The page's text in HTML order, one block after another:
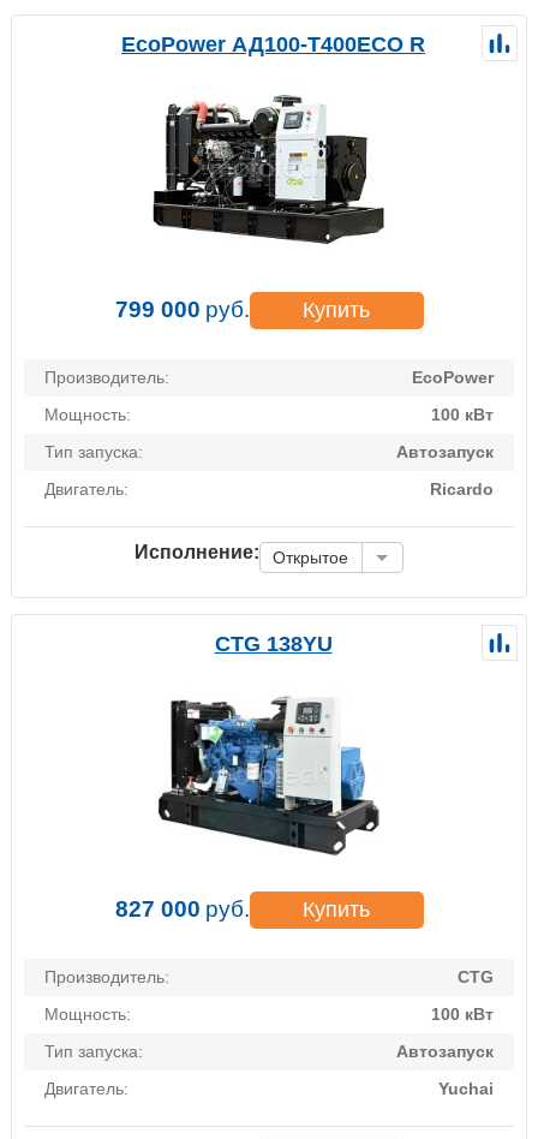
EcoPower АД100-T400ECO R
799 000 руб. Купить
Производитель:
EcoPower
Мощность:
100 кВт
Тип запуска:
Автозапуск
Двигатель:
Ricardo
Исполнение: Открытое
CTG 138YU
827 000 руб. Купить
Производитель:
CTG
Мощность:
100 кВт
Тип запуска:
Автозапуск
Двигатель:
Yuchai